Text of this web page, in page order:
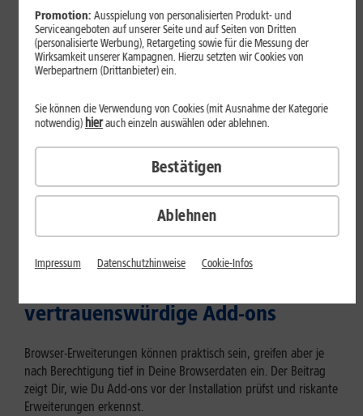
Mehr erfahren
Internet zuhause
Browser-Erweiterungen sicher
vertrauenswürdige Add-ons
Browser-Erweiterungen können praktisch sein, greifen aber je
nach Berechtigung tief in Deine Browserdaten ein. Der Beitrag
zeigt Dir, wie Du Add-ons vor der Installation prüfst und riskante
Erweiterungen erkennst.
Promotion: Ausspielung von personalisierten Produkt- und
Serviceangeboten auf unserer Seite und auf Seiten von Dritten
(personalisierte Werbung), Retargeting sowie für die Messung der
Wirksamkeit unserer Kampagnen. Hierzu setzten wir Cookies von
Werbepartnern (Drittanbieter) ein.
Ablehnen
Sie können die Verwendung von Cookies (mit Ausnahme der Kategorie
notwendig) hierauch einzeln auswählen oder ablehnen.
Bestätigen
Impressum Datenschutzhinweise Cookie-Infos